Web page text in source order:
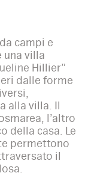
campi e
una villa
Hillier”
dalle forme
alla villa. Il
l’altro
della casa. Le
permettono
il